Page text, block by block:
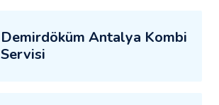
Demirdöküm Antalya Kombi
Servisi